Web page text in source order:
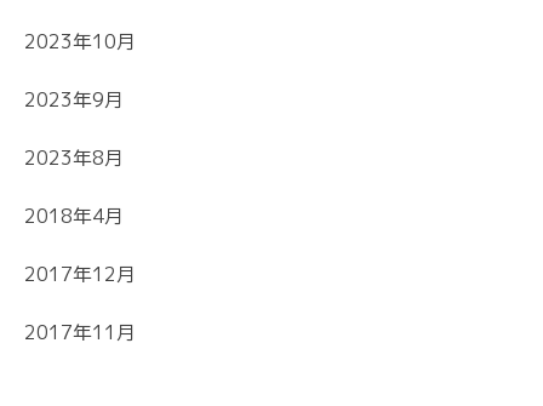
2023年10月
2023年9月
2023年8月
2018年4月
2017年12月
2017年11月